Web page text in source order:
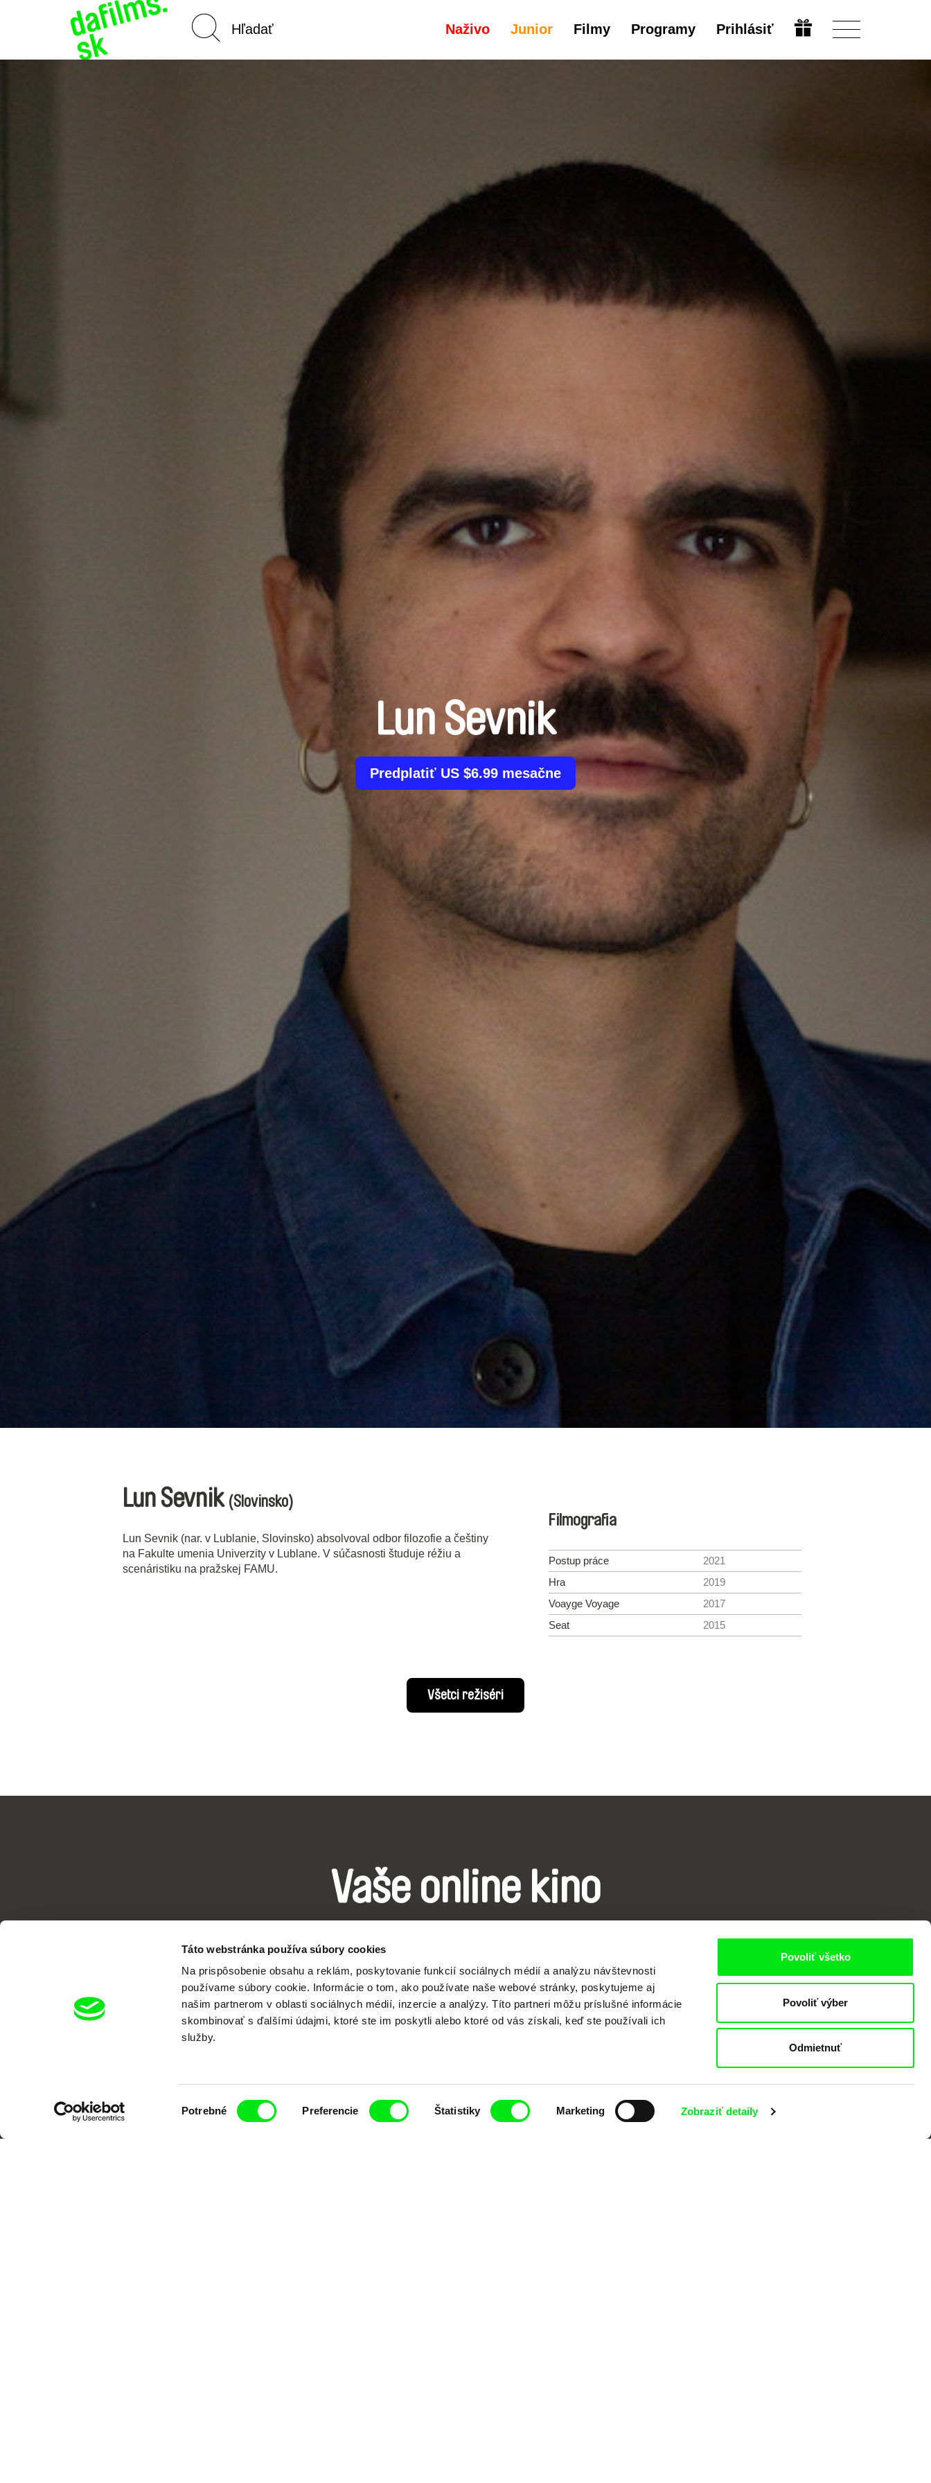
Táto webstránka používa súbory cookies
Na prispôsobenie obsahu a reklám, poskytovanie funkcií sociálnych médií a analýzu návštevnosti
používame súbory cookie. Informácie o tom, ako používate naše webové stránky, poskytujeme aj
našim partnerom v oblasti sociálnych médií, inzercie a analýzy. Títo partneri môžu príslušné informácie
skombinovať s ďalšími údajmi, ktoré ste im poskytli alebo ktoré od vás získali, keď ste používali ich
služby.
Potrebné Preferencie Štatistiky Marketing Zobraziť detaily
Povoliť všetko
Povoliť výber
Odmietnuť
Naživo Junior Filmy Programy Prihlásiť
Lun Sevnik
Predplatiť US $6.99 mesačne
Lun Sevnik (Slovinsko)
Lun Sevnik (nar. v Lublanie, Slovinsko) absolvoval odbor filozofie a češtiny
na Fakulte umenia Univerzity v Lublane. V súčasnosti študuje réžiu a
scenáristiku na pražskej FAMU.
Filmografia
Postup práce
2021
Hra
2019
Voayge Voyage
2017
Seat
2015
Všetci režiséri
Vaše online kino
Portál DAFilms vznikol vďaka tvorivej spolupráci siedmich významných európskych festivalov dokumentárneho filmu združených